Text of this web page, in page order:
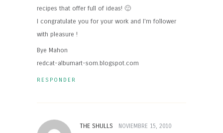
recipes that offer full of ideas! 🙂
I congratulate you for your work and I'm follower
with pleasure !
Bye Mahon
redcat-albumart-som.blogspot.com
RESPONDER
THE SHULLS
NOVIEMBRE 15, 2010